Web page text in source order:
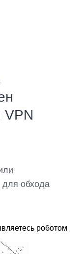
VPN
для обхода
роботом